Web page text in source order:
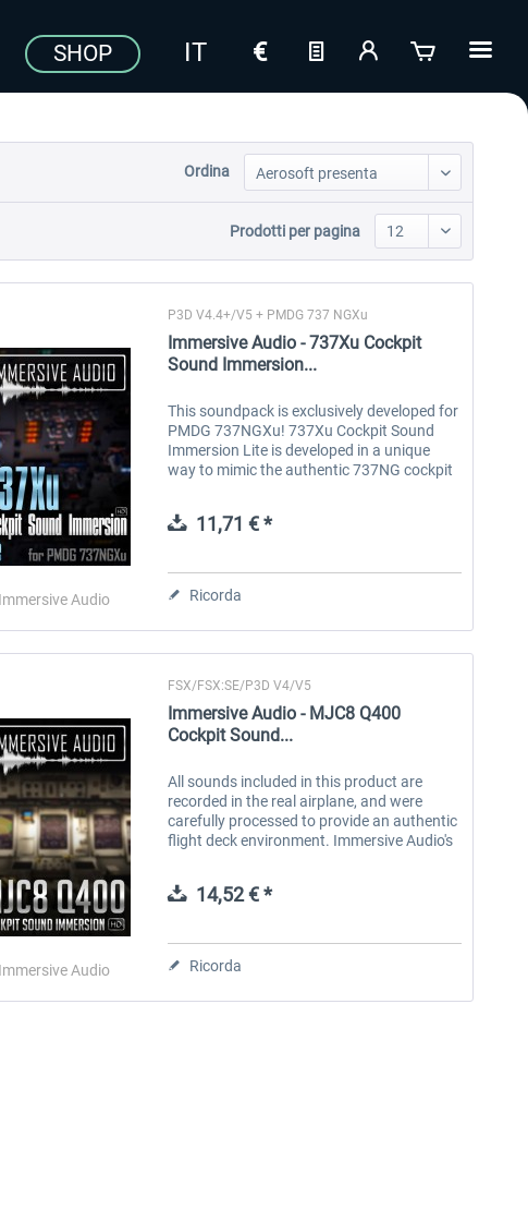
SHOP
Aerosoft Toolbar Pushback
10,20 € * 40,96 € *
Ordina
Prodotti per pagina
Immersive Audio
P3D V4.4+/V5 + PMDG 737 NGXu
Immersive Audio - 737Xu Cockpit
Sound Immersion...
This soundpack is exclusively developed for
PMDG 737NGXu! 737Xu Cockpit Sound
Immersion Lite is developed in a unique
way to mimic the authentic 737NG cockpit
sounds are recorded in the real 737NG...
11,71 € *
Ricorda
Immersive Audio
FSX/FSX:SE/P3D V4/V5
Immersive Audio - MJC8 Q400
Cockpit Sound...
All sounds included in this product are
recorded in the real airplane, and were
carefully processed to provide an authentic
flight deck environment. Immersive Audio's
that will mimic the sound...
14,52 € *
Ricorda